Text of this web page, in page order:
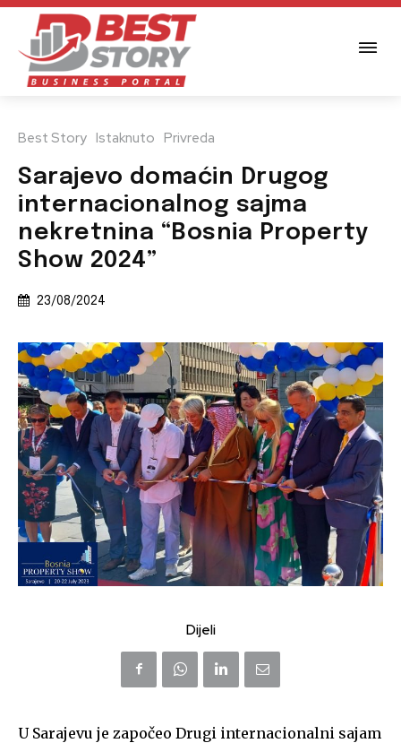
Best Story Istaknuto Privreda
Sarajevo domaćin Drugog
internacionalnog sajma
nekretnina “Bosnia Property
Show 2024”
23/08/2024
Dijeli
U Sarajevu je započeo Drugi internacionalni sajam